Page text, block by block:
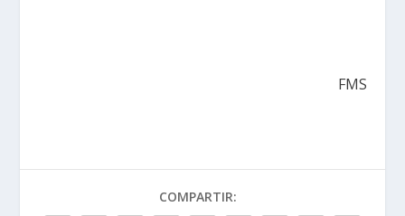
FMS
COMPARTIR: